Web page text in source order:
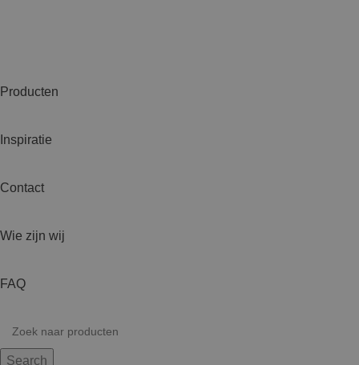
Producten
Inspiratie
Contact
Wie zijn wij
FAQ
Search